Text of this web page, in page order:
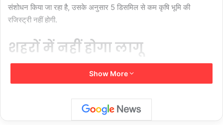
संशोधन किया जा रहा है, उसके अनुसार 5 डिसमिल से कम कृषि भूमि की
रजिस्ट्री नहीं होगी.
शहरों में नहीं होगा लागू
मंत्री वर्मा ने स्पष्ट किया कि यह शहरों में लागू नहीं होगा, क्योंकि शहर वैसे भी कृषि
भूमि से बाहर हैं. शहर में डायवर्टेड भूमि जो व्यवसायिक एवं आवासीय होता है, उसकी
तैयार किए जा रहे हैं. इसके आने से सीमांकन व बटांकन के सारे विवाद समाप्त हो
जाएंगे.
Show More